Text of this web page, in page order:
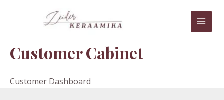
Customer Cabinet
Customer Dashboard